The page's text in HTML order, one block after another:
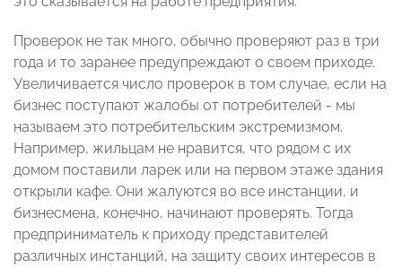
Проверок не так много, обычно проверяют раз в три
года и то заранее предупреждают о своем приходе.
Увеличивается число проверок в том случае, если на
бизнес поступают жалобы от потребителей - мы
называем это потребительским экстремизмом.
Например, жильцам не нравится, что рядом с их
домом поставили ларек или на первом этаже здания
открыли кафе. Они жалуются во все инстанции, и
бизнесмена, конечно, начинают проверять. Тогда
предприниматель к приходу представителей
различных инстанций, на защиту своих интересов в